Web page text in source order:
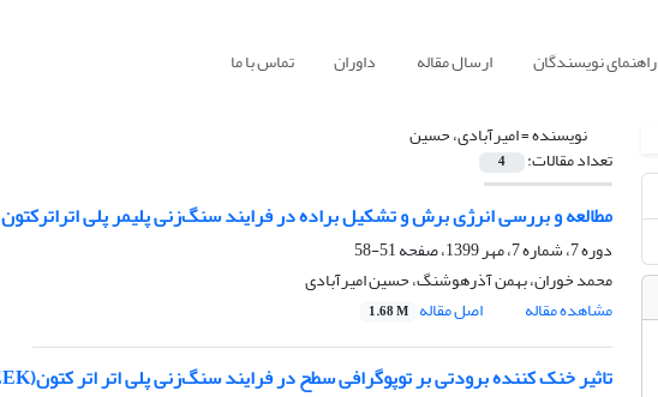
راهنمای نویسندگان ارسال مقاله داوران تماس با ما
نویسنده =امیرآبادی، حسین
تعداد مقالات: 4
مطالعه و بررسی انرژی برش و تشکیل براده در فرایند سنگ‌زنی پلیمر پلی اتراترکتون
دوره 7، شماره 7، مهر 1399، صفحه
51-58
محمد خوران، بهمن آذرهوشنگ، حسین امیرآبادی
مشاهده مقاله
اصل مقاله 1.68 M
تاثیر خنک کننده برودتی بر توپوگرافی سطح در فرایند سنگ‌زنی پلی اتر اتر کتون(PEEK)